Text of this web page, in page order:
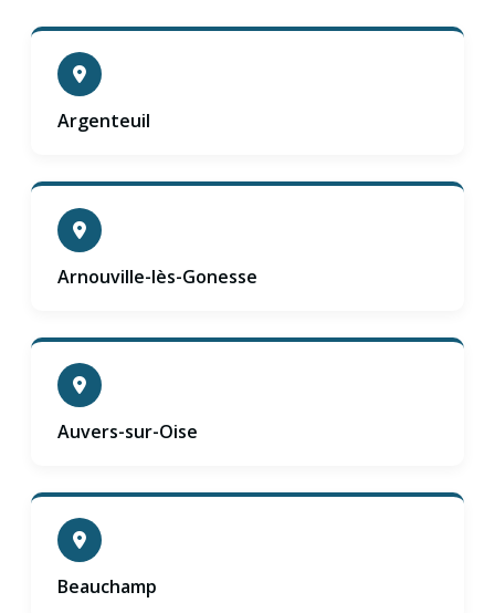
Argenteuil
Arnouville-lès-Gonesse
Auvers-sur-Oise
Beauchamp